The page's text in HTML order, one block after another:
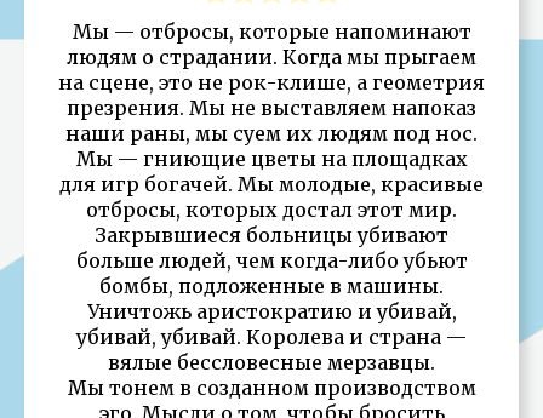
Мы — отбросы, которые напоминают
людям о страдании. Когда мы прыгаем
на сцене, это не рок-клише, а геометрия
презрения. Мы не выставляем напоказ
наши раны, мы суем их людям под нос.
Мы — гниющие цветы на площадках
для игр богачей. Мы молодые, красивые
отбросы, которых достал этот мир.
Закрывшиеся больницы убивают
больше людей, чем когда-либо убьют
бомбы, подложенные в машины.
Уничтожь аристократию и убивай,
убивай, убивай. Королева и страна —
вялые бессловесные мерзавцы.
Мы тонем в созданном производством
эго. Мысли о том, чтобы бросить